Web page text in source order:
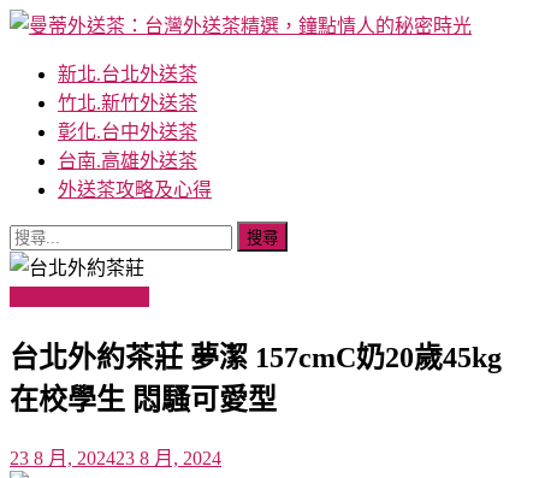
Skip
content
曼蒂外送茶：台灣外送茶精選，鐘點情人的秘密時光
Mandy外送茶提供全台灣最高級的外送茶服務，涵蓋台北外送
茶、台中外送茶、彰化外送茶、新竹外送茶、高雄外送茶和台
南外送茶等地。我們的夥伴包含 AV 女優、學生兼職、上班
族、空姐、小模和藝人，為您打造獨特和難忘的體驗。
新北.台北外送茶
竹北.新竹外送茶
彰化.台中外送茶
台南.高雄外送茶
外送茶攻略及心得
搜
尋
字:
台北外約茶莊 夢潔 157cmC奶20歲45kg
在校學生 悶騷可愛型
23 8 月, 202423 8 月, 2024